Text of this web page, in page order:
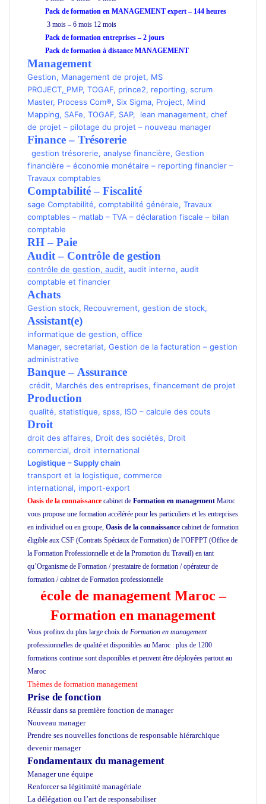
Pack de formation en MANAGEMENT expert – 144 heures
3 mois – 6 mois 12 mois
Pack de formation entreprises – 2 jours
Pack de formation à distance MANAGEMENT
Management
Gestion, Management de projet, MS
PROJECT, PMP, TOGAF, prince2, reporting, scrum
Master, Process Com®, Six Sigma, Project, Mind
Mapping, SAFe, TOGAF, SAP, lean management, chef
de projet – pilotage du projet – nouveau manager
Finance – Trésorerie
gestion trésorerie, analyse financière, Gestion
financière – économie monétaire – reporting financier –
Travaux comptables
Comptabilité– Fiscalité
sage Comptabilité, comptabilité générale, Travaux
comptables – matlab – TVA – déclaration fiscale – bilan
comptable
RH – Paie
Audit – Contrôle de gestion
contrôle de gestion, audit, audit interne, audit
comptable et financier
Achats
Gestion stock, Recouvrement, gestion de stock,
Assistant(e)
informatique de gestion, office
Manager, secretariat, Gestion de la facturation – gestion
administrative
Banque– Assurance
crédit, Marchés des entreprises, financement de projet
Production
qualité, statistique, spss, ISO – calcule des couts
Droit
droit des affaires, Droit des sociétés, Droit
commercial, droit international
Logistique–Supply chain
transport et la logistique, commerce
international, import-export
Oasis de la connaissance cabinet de Formation en management Maroc
vous propose une formation accélérée pour les particuliers et les entreprises
en individuel ou en groupe, Oasis de la connaissance cabinet de formation
éligible aux CSF (Contrats Spéciaux de Formation) de l’OFPPT (Office de
la Formation Professionnelle et de la Promotion du Travail) en tant
qu’Organisme de Formation / prestataire de formation / opérateur de
formation / cabinet de Formation professionnelle
école de management Maroc –
Formation en management
Vous profitez du plus large choix de Formation en management
professionnelles de qualité et disponibles au Maroc : plus de 1200
formations continue sont disponibles et peuvent être déployées partout au
Maroc
Thèmes de formation management
Prise de fonction
Réussir dans sa première fonction de manager
Nouveau manager
Prendre ses nouvelles fonctions de responsable hiérarchique
devenir manager
Fondamentaux du management
Manager une équipe
Renforcer sa légitimité managériale
La délégation ou l’art de responsabiliser